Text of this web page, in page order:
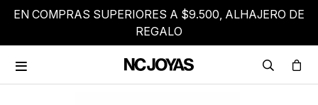
EN COMPRAS SUPERIORES A $9.500, ALHAJERO DE
REGALO
